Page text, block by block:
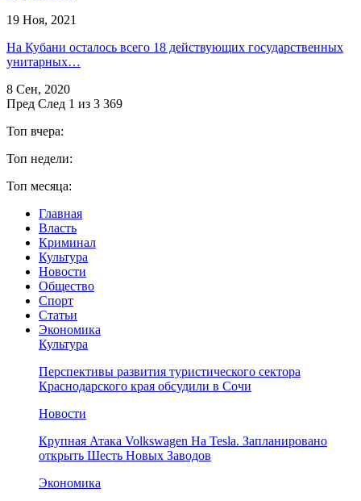
19 Ноя, 2021
На Кубани осталось всего 18 действующих государственных
унитарных…
8 Сен, 2020
Пред След 1 из 3 369
Топ вчера:
Топ недели:
Топ месяца:
Главная
Власть
Криминал
Культура
Новости
Общество
Спорт
Статьи
Экономика
Культура
Перспективы развития туристического сектора
Краснодарского края обсудили в Сочи
Новости
Крупная Атака Volkswagen На Tesla. Запланировано
открыть Шесть Новых Заводов
Экономика